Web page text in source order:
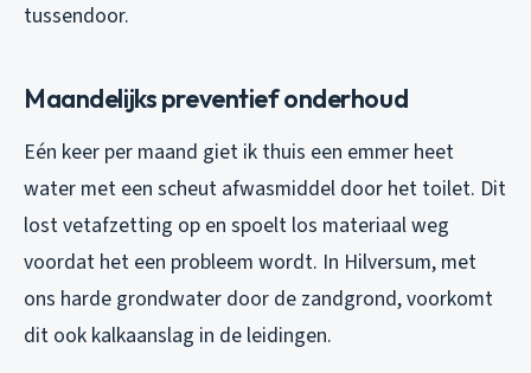
tussendoor.
Maandelijks preventief onderhoud
Eén keer per maand giet ik thuis een emmer heet
water met een scheut afwasmiddel door het toilet. Dit
lost vetafzetting op en spoelt los materiaal weg
voordat het een probleem wordt. In Hilversum, met
ons harde grondwater door de zandgrond, voorkomt
dit ook kalkaanslag in de leidingen.